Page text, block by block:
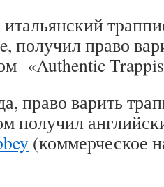
получил право
«Authentic
право варить
получил
(коммерческое